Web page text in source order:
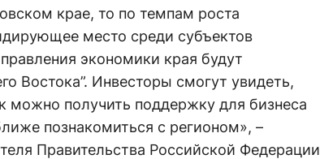
крае, то по темпам роста
место среди субъектов
экономики края будут
Востока”. Инвесторы смогут увидеть,
можно получить поддержку для бизнеса
познакомиться с регионом», –
Правительства Российской Федерации